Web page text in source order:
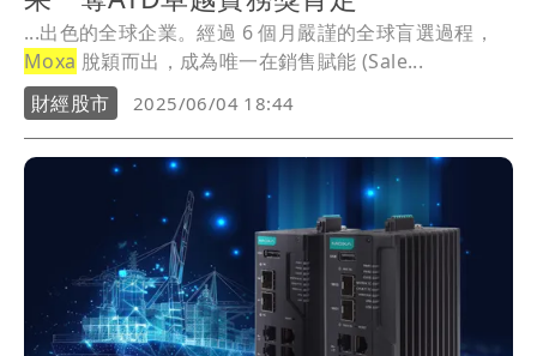
...出色的全球企業。經過 6 個月嚴謹的全球盲選過程，
Moxa 脫穎而出，成為唯一在銷售賦能 (Sale...
財經股市
2025/06/04 18:44